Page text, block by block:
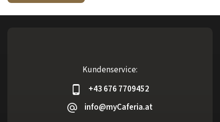
Kundenservice:
+43 676 7709452
info@myCaferia.at